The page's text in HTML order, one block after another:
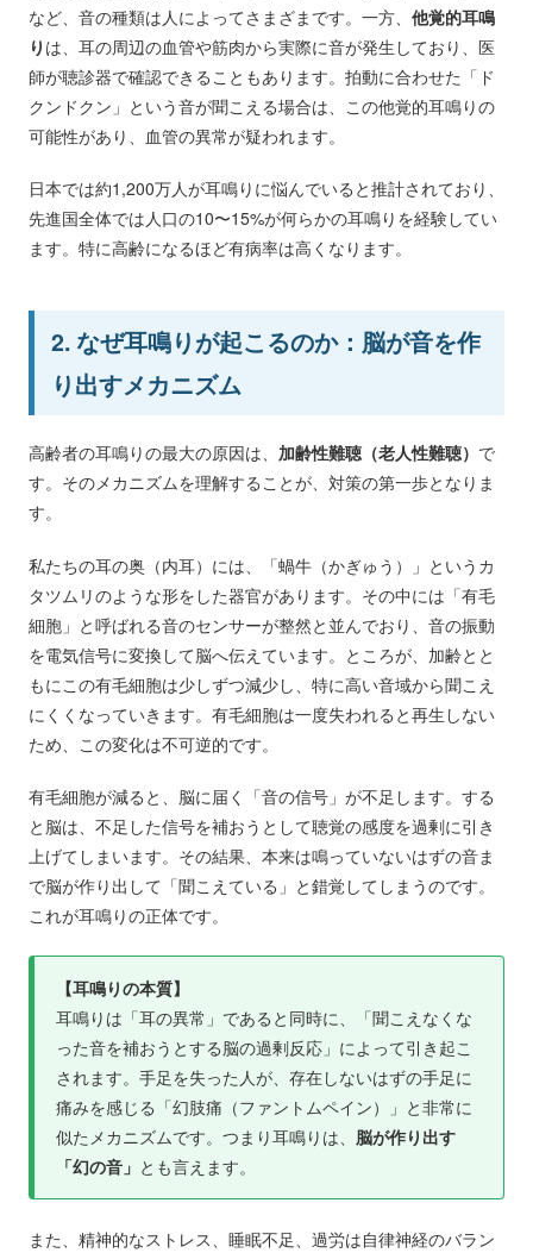
など、音の種類は人によってさまざまです。一方、 他覚的耳鳴
り は、耳の周辺の血管や筋肉から実際に音が発生しており、医
師が聴診器で確認できることもあります。拍動に合わせた「ド
クンドクン」という音が聞こえる場合は、この他覚的耳鳴りの
可能性があり、血管の異常が疑われます。
日本では約1,200万人が耳鳴りに悩んでいると推計されており、
先進国全体では人口の10〜15%が何らかの耳鳴りを経験してい
ます。特に高齢になるほど有病率は高くなります。
2. なぜ耳鳴りが起こるのか：脳が音を作
り出すメカニズム
高齢者の耳鳴りの最大の原因は、 加齢性難聴（老人性難聴） で
す。そのメカニズムを理解することが、対策の第一歩となりま
す。
私たちの耳の奥（内耳）には、「蝸牛（かぎゅう）」というカ
タツムリのような形をした器官があります。その中には「有毛
細胞」と呼ばれる音のセンサーが整然と並んでおり、音の振動
を電気信号に変換して脳へ伝えています。ところが、加齢とと
もにこの有毛細胞は少しずつ減少し、特に高い音域から聞こえ
にくくなっていきます。有毛細胞は一度失われると再生しない
ため、この変化は不可逆的です。
有毛細胞が減ると、脳に届く「音の信号」が不足します。する
と脳は、不足した信号を補おうとして聴覚の感度を過剰に引き
上げてしまいます。その結果、本来は鳴っていないはずの音ま
で脳が作り出して「聞こえている」と錯覚してしまうのです。
これが耳鳴りの正体です。
【耳鳴りの本質】
耳鳴りは「耳の異常」であると同時に、「聞こえなくな
った音を補おうとする脳の過剰反応」によって引き起こ
されます。手足を失った人が、存在しないはずの手足に
痛みを感じる「幻肢痛（ファントムペイン）」と非常に
似たメカニズムです。つまり耳鳴りは、 脳が作り出す
「幻の音」 とも言えます。
また、精神的なストレス、睡眠不足、過労は自律神経のバラン